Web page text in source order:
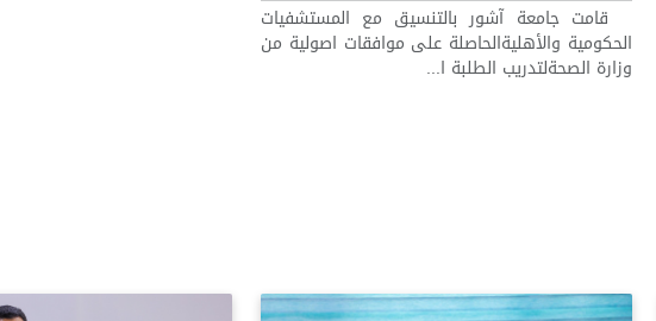
‏‎ ‏‎ ‏‎قامت جامعة آشور بالتنسيق مع المستشفيات
الحكومية والأهليةالحاصلة على موافقات اصولية من
وزارة الصحةلتدريب الطلبة ا...